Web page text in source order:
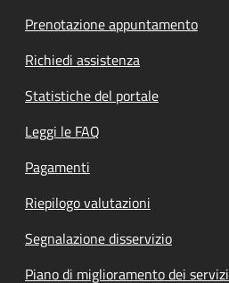
Prenotazione appuntamento
Richiedi assistenza
Statistiche del portale
Leggi le FAQ
Pagamenti
Riepilogo valutazioni
Segnalazione disservizio
Piano di miglioramento dei servizi